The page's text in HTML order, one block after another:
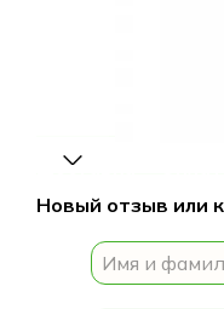
Доставка
Новый отзыв или